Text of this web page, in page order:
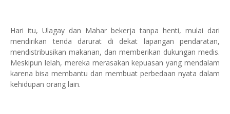
Hari itu, Ulagay dan Mahar bekerja tanpa henti, mulai dari
mendirikan tenda darurat di dekat lapangan pendaratan,
mendistribusikan makanan, dan memberikan dukungan medis.
Meskipun lelah, mereka merasakan kepuasan yang mendalam
karena bisa membantu dan membuat perbedaan nyata dalam
kehidupan orang lain.